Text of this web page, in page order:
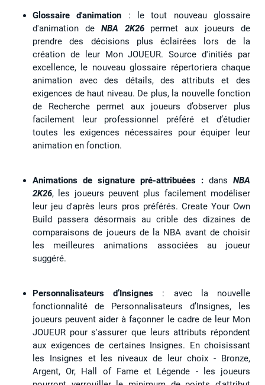
Glossaire d'animation : le tout nouveau glossaire
d'animation de NBA 2K26permet aux joueurs de
prendre des décisions plus éclairées lors de la
création de leur Mon JOUEUR. Source d'initiés par
excellence, le nouveau glossaire répertoriera chaque
animation avec des détails, des attributs et des
exigences de haut niveau. De plus, la nouvelle fonction
de Recherche permet aux joueurs d’observer plus
facilement leur professionnel préféré et d’étudier
toutes les exigences nécessaires pour équiper leur
animation en fonction.
Animations de signature pré-attribuées : dans NBA
2K26, les joueurs peuvent plus facilement modéliser
leur jeu d'après leurs pros préférés. Create Your Own
Build passera désormais au crible des dizaines de
comparaisons de joueurs de la NBA avant de choisir
les meilleures animations associées au joueur
suggéré.
Personnalisateurs d’Insignes : avec la nouvelle
fonctionnalité de Personnalisateurs d’Insignes, les
joueurs peuvent aider à façonner le cadre de leur Mon
JOUEUR pour s'assurer que leurs attributs répondent
aux exigences de certaines Insignes. En choisissant
les Insignes et les niveaux de leur choix - Bronze,
Argent, Or, Hall of Fame et Légende - les joueurs